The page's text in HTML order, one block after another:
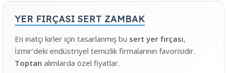
YER FIRÇASI SERT ZAMBAK
En inatçı kirler için tasarlanmış bu sert yer fırçası,
İzmir’deki endüstriyel temizlik firmalarının favorisidir.
Toptan alımlarda özel fiyatlar.